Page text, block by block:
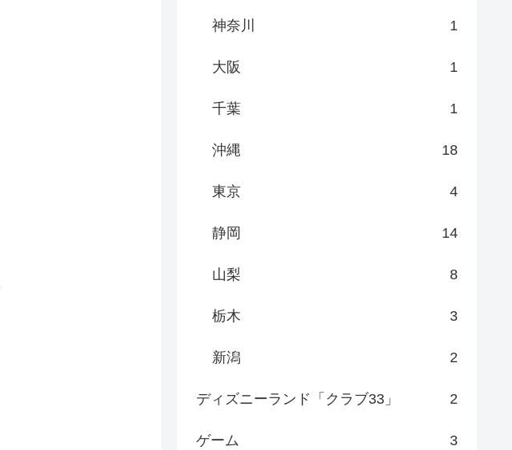
神奈川 1
大阪 1
千葉 1
沖縄 18
東京 4
静岡 14
山梨 8
栃木 3
新潟 2
ディズニーランド「クラブ33」 2
ゲーム 3